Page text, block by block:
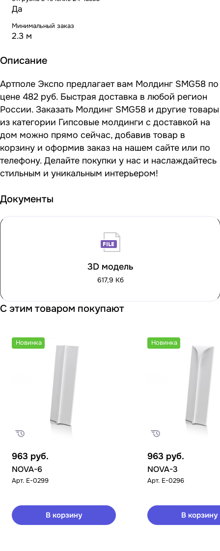
Да
Минимальный заказ
2.3 м
Описание
Артполе Экспо предлагает вам Молдинг SMG58 по
цене 482 руб. Быстрая доставка в любой регион
России. Заказать Молдинг SMG58 и другие товары
из категории Гипсовые молдинги с доставкой на
дом можно прямо сейчас, добавив товар в
корзину и оформив заказ на нашем сайте или по
телефону. Делайте покупки у нас и наслаждайтесь
стильным и уникальным интерьером!
Документы
3D модель
617,9 Кб
С этим товаром покупают
Новинка
963 руб.
NOVA-6
Арт. E-0299
В корзину
Новинка
963 руб.
NOVA-3
Арт. E-0296
В корзину